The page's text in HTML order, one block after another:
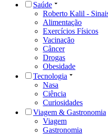
Saúde
Roberto Kalil -
Alimentação
Exercícios Físicos
Vacinação
Câncer
Drogas
Obesidade
Tecnologia
Nasa
Ciência
Curiosidades
Viagem & Gastronomia
Viagem
Gastronomia